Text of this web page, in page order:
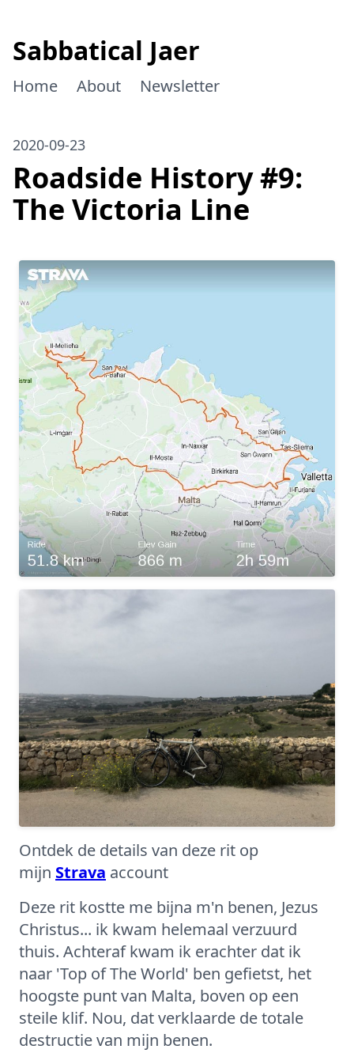
Sabbatical Jaer
Home About Newsletter
2020-09-23
Roadside History #9:
The Victoria Line
Ontdek de details van deze rit op
mijn Strava account
Deze rit kostte me bijna m'n benen, Jezus
Christus... ik kwam helemaal verzuurd
thuis. Achteraf kwam ik erachter dat ik
naar 'Top of The World' ben gefietst, het
hoogste punt van Malta, boven op een
steile klif. Nou, dat verklaarde de totale
destructie van mijn benen.